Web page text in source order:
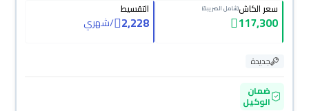
سعر الكاش(شامل الضريبة)
117,300
التقسيط
2,228
/شهري
جديدة
ضمان
الوكيل